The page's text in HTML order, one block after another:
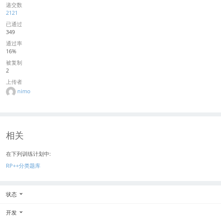
递交数
2121
已通过
349
通过率
16%
被复制
2
上传者
nimo
相关
在下列训练计划中:
RP++分类题库
状态
开发